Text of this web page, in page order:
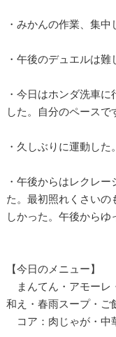
・みかんの作業、集中
・午後のデュエルは難
・今日はホンダ洗車
した。自分のペースで
・久しぶりに運動した。
・午後からはレクレ
た。最初照れくさいの
しかった。午後からゆ
【今日のメニュー】
まんてん・アモーレ
和え・春雨スープ・ご
コア：肉じゃが・中